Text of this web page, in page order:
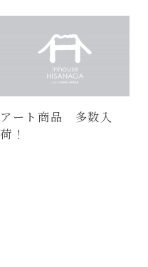
アート商品 多数入
荷！